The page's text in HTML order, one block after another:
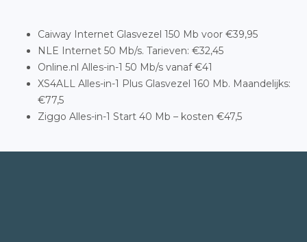
Caiway Internet Glasvezel 150 Mb voor €39,95
NLE Internet 50 Mb/s. Tarieven: €32,45
Online.nl Alles-in-1 50 Mb/s vanaf €41
XS4ALL Alles-in-1 Plus Glasvezel 160 Mb. Maandelijks:
€77,5
Ziggo Alles-in-1 Start 40 Mb – kosten €47,5